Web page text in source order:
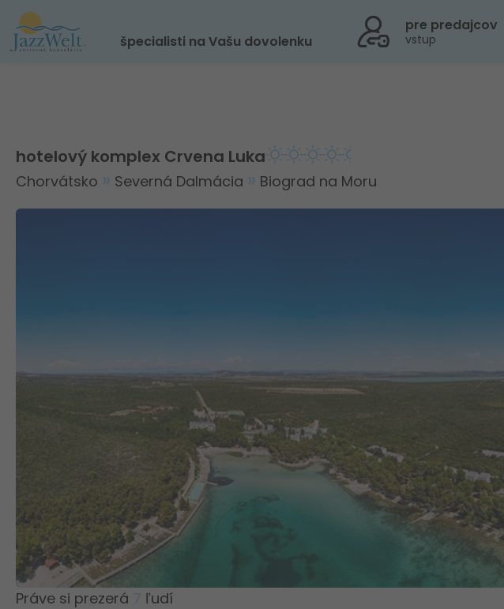
špecialisti na Vašu dovolenku
pre predajcov
vstup
hotelový komplex Crvena Luka
Chorvátsko Severná Dalmácia Biograd na Moru
Práve si prezerá 7 ľudí